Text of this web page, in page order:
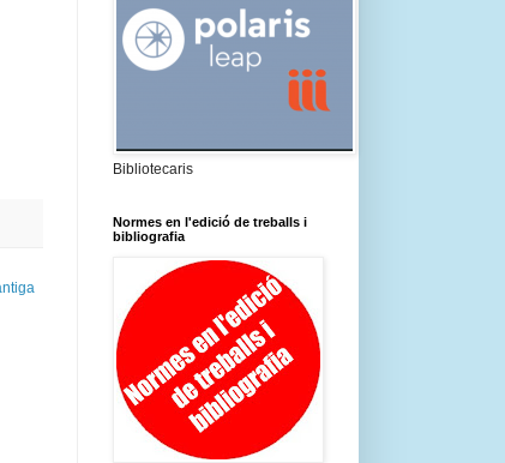
Bibliotecaris
Normes en l'edició de treballs i
bibliografia